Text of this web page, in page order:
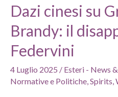
viticoltori
italiani
Dazi cinesi su
Brandy: il
Federvini
4 Luglio 2025 / Esteri - News
Normative e Politiche Spirits